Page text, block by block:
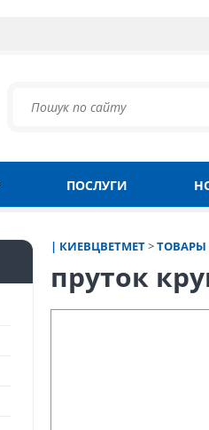
ПОСЛУГИ
| КИЕВЦВЕТМЕТ>ТОВАРЫ
пруток